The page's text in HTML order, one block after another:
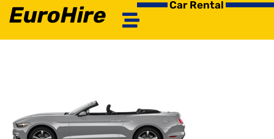
EuroHire Car Rental